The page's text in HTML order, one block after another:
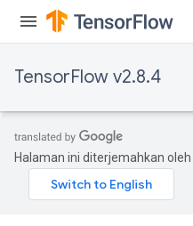
TensorFlow v2.8.4
Halaman ini diterjemahkan oleh